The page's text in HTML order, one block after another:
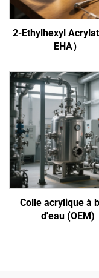
2-Ethylhexyl
EHA）
Colle acrylique à
d'eau (OEM)